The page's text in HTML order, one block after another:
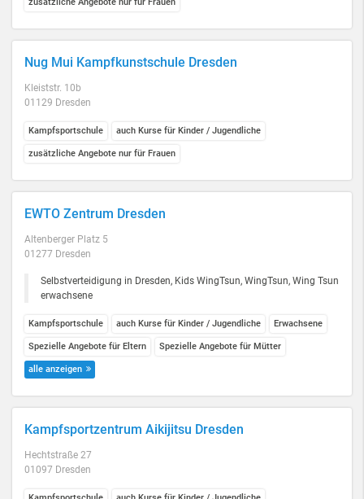
Nug Mui Kampfkunstschule Dresden
Kleiststr. 10b
01129 Dresden
Kampfsportschule auch Kurse für Kinder / Jugendliche
zusätzliche Angebote nur für Frauen
EWTO Zentrum Dresden
Altenberger Platz 5
01277 Dresden
Selbstverteidigung in Dresden, Kids WingTsun, WingTsun, Wing Tsun
erwachsene
Kampfsportschule auch Kurse für Kinder / Jugendliche Erwachsene
Spezielle Angebote für Eltern Spezielle Angebote für Mütter
alle anzeigen
Kampfsportzentrum Aikijitsu Dresden
Hechtstraße 27
01097 Dresden